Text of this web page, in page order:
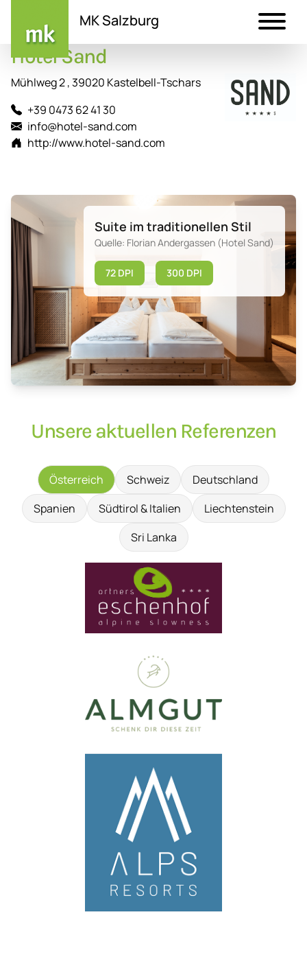
Inhalt
MK Salzburg
Hotel Sand
Mühlweg 2 , 39020 Kastelbell-Tschars
+39 0473 62 41 30
info@hotel-sand.com
http://www.hotel-sand.com
Suite im traditionellen Stil
Quelle: Florian Andergassen (Hotel Sand)
72 DPI 300 DPI
Unsere aktuellen Referenzen
Österreich Schweiz
Deutschland
Spanien
Südtirol & Italien
Liechtenstein
Sri Lanka